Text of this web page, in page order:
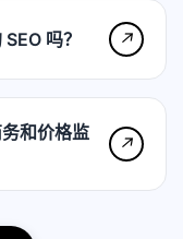
吗？ ↗
和价格监
↗